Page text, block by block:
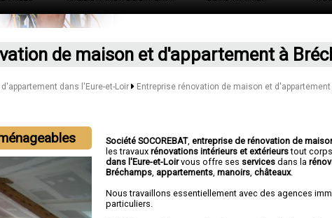
de maison et d'appartement à
dans l'Eure-et-Loir Entreprise rénovation de maison et
Société SOCOREBAT,entreprise de rénovation de
les travauxrénovations intérieurs et extérieurstout
dans l'Eure-et-Loirvous offre ses services dans la
Bréchamps appartements ,manoirs ,châteaux.
Nous travaillons essentiellement avec des agences
particuliers.